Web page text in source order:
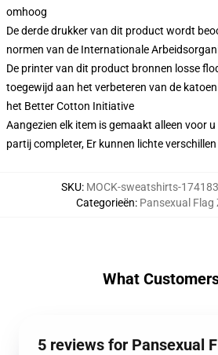
omhoog
De derde drukker van dit product wordt
normen van de Internationale
De printer van dit product bronnen losse
toegewijd aan het verbeteren van de
het Better Cotton Initiative
Aangezien elk item is gemaakt alleen voor
partij completer, Er kunnen lichte
SKU: MOCK-sweatshirts-
Categorieën: Pansexual
What
5 reviews for Pansexual